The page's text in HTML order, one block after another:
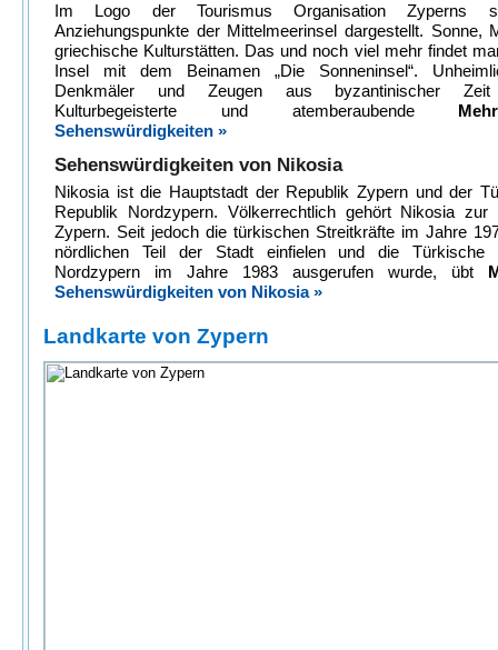
Im Logo der Tourismus Organisation Zyperns
Anziehungspunkte der Mittelmeerinsel dargestellt. Sonne,
griechische Kulturstätten. Das und noch viel mehr findet
Insel mit dem Beinamen „Die Sonneninsel“.
Denkmäler und Zeugen aus byzantinischer
Kulturbegeisterte und atemberaubende
Sehenswürdigkeiten »
Sehenswürdigkeiten von Nikosia
Nikosia ist die Hauptstadt der Republik Zypern und der
Republik Nordzypern. Völkerrechtlich gehört Nikosia zur
Zypern. Seit jedoch die türkischen Streitkräfte im Jahre
nördlichen Teil der Stadt einfielen und die Türkische
Nordzypern im Jahre 1983 ausgerufen wurde, übt
Sehenswürdigkeiten von Nikosia »
Landkarte von Zypern